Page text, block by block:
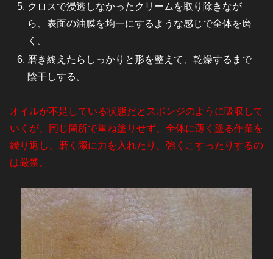
クロスで浸透しなかったクリームを取り除きなが
ら、表面の油膜を均一にするような感じで全体を磨
く。
磨き終えたらしっかりと形を整えて、乾燥するまで
陰干しする。
オイルが不足している状態だとスポンジのように吸収して
いくが、同じ箇所で重ね塗りせず、全体に薄く塗る作業を
繰り返し、磨く際に力を入れたり、強くこすったりするの
は厳禁。